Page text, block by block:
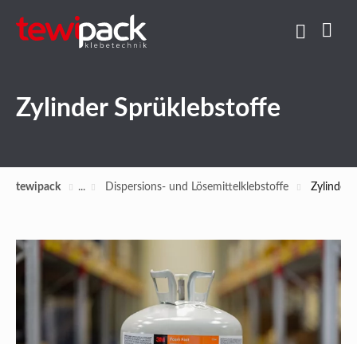
Zylinder Sprüklebstoffe
tewipack Dispersions- und Lösemittelklebstoffe Zylinder